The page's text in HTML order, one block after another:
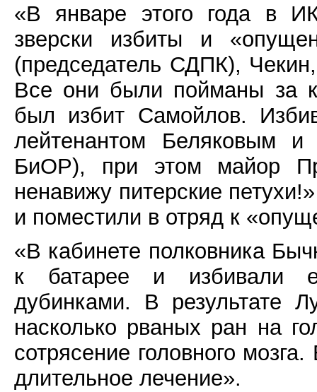
«В январе этого года в
зверски избиты и
(председатель СДПК),
Все они были пойманы за
был избит Самойлов.
лейтенантом Беляковым
БиОР), при этом майор
ненавижу питерские
и поместили в отряд к
«В кабинете полковника
к батарее и избивали
дубинками. В результате
насколько рваных ран на
сотрясение головного
длительное лечение».